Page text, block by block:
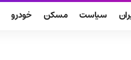
سیاست مسکن خودرو